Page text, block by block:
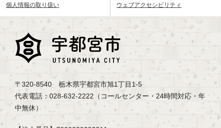
個人情報の取り扱い ウェブアクセシビリティ
〒320-8540 栃木県宇都宮市旭1丁目1-5
代表電話：028-632-2222（コールセンター・24時間対応・年
中無休）